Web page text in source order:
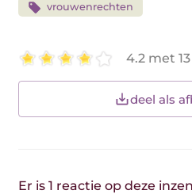
vrouwenrechten
4.2 met
deel als
Er is 1 reactie op deze